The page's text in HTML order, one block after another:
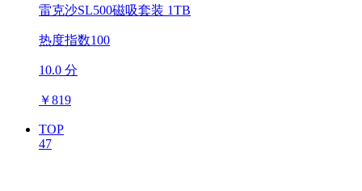
雷克沙SL500磁吸套装 1TB
热度指数100
10.0 分
￥819
TOP
47